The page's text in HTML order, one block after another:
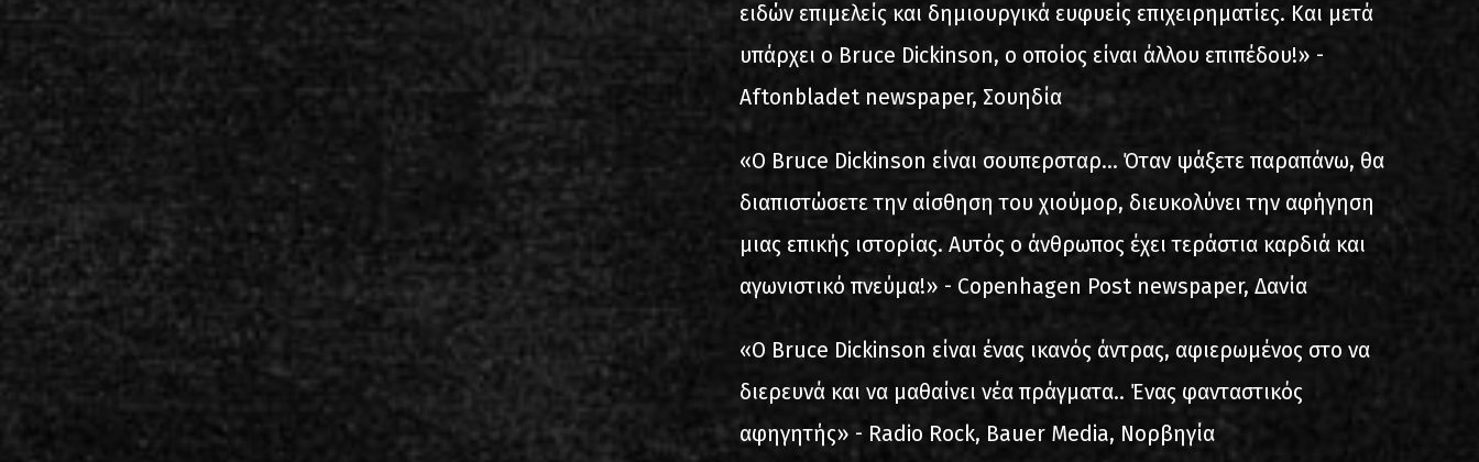
ειδών επιμελείς και δημιουργικά ευφυείς επιχειρηματίες. Και μετά
υπάρχει ο Bruce Dickinson, ο οποίος είναι άλλου επιπέδου!» -
Aftonbladet newspaper, Σουηδία
«Ο Bruce Dickinson είναι σουπερσταρ… Όταν ψάξετε παραπάνω, θα
διαπιστώσετε την αίσθηση του χιούμορ, διευκολύνει την αφήγηση
μιας επικής ιστορίας. Αυτός ο άνθρωπος έχει τεράστια καρδιά και
αγωνιστικό πνεύμα!» - Copenhagen Post newspaper, Δανία
«Ο Bruce Dickinson είναι ένας ικανός άντρας, αφιερωμένος στο να
διερευνά και να μαθαίνει νέα πράγματα.. Ένας φανταστικός
αφηγητής» - Radio Rock, Bauer Media, Νορβηγία